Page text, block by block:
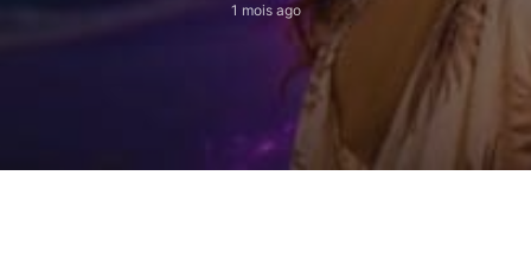
1 mois ago